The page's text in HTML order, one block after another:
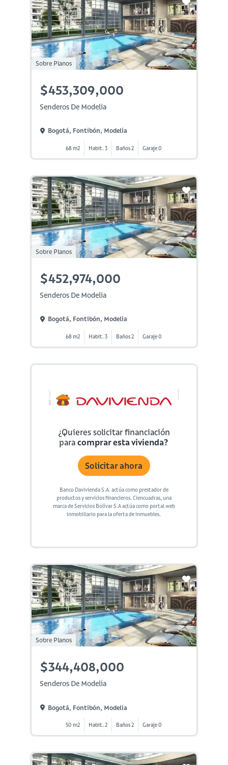
Sobre Planos
$453,309,000
Senderos De Modelia
Bogotá, Fontibón, Modelia
68 m2 Habit. 3 Baños 2 Garaje 0
Sobre Planos
$452,974,000
Senderos De Modelia
Bogotá, Fontibón, Modelia
68 m2 Habit. 3 Baños 2 Garaje 0
¿Quieres solicitar financiación
paracomprar esta vivienda?
Solicitar ahora
Banco Davivienda S.A. actúa como prestador de
productos y servicios financieros. Ciencuadras, una
marca de Servicios Bolívar S.A actúa como portal web
inmobiliario para la oferta de inmuebles.
Sobre Planos
$344,408,000
Senderos De Modelia
Bogotá, Fontibón, Modelia
50 m2 Habit. 2 Baños 2 Garaje 0